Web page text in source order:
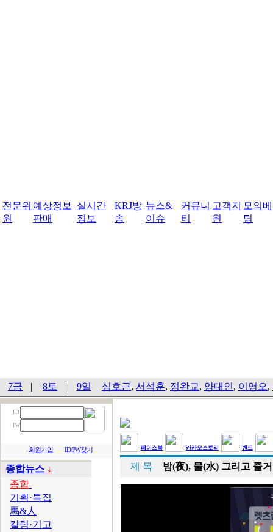
전문위
원
예상정보
판매
실시간
정보
KRJ방
송
뉴스&
이슈
커뮤니
티
고객지
원
모의베
팅
7금 | 8토 | 9일 심호근, 서석훈, 정완교, 양대인, 이영오,
I D
PW
회원가입 ID/PW찾기
종합뉴스 ↓
종합
기획·특집
馬&人
칼럼·기고
페이스북 카카오스토리 밴드
제 목 밤(夜), 물(水) 그리고 즐